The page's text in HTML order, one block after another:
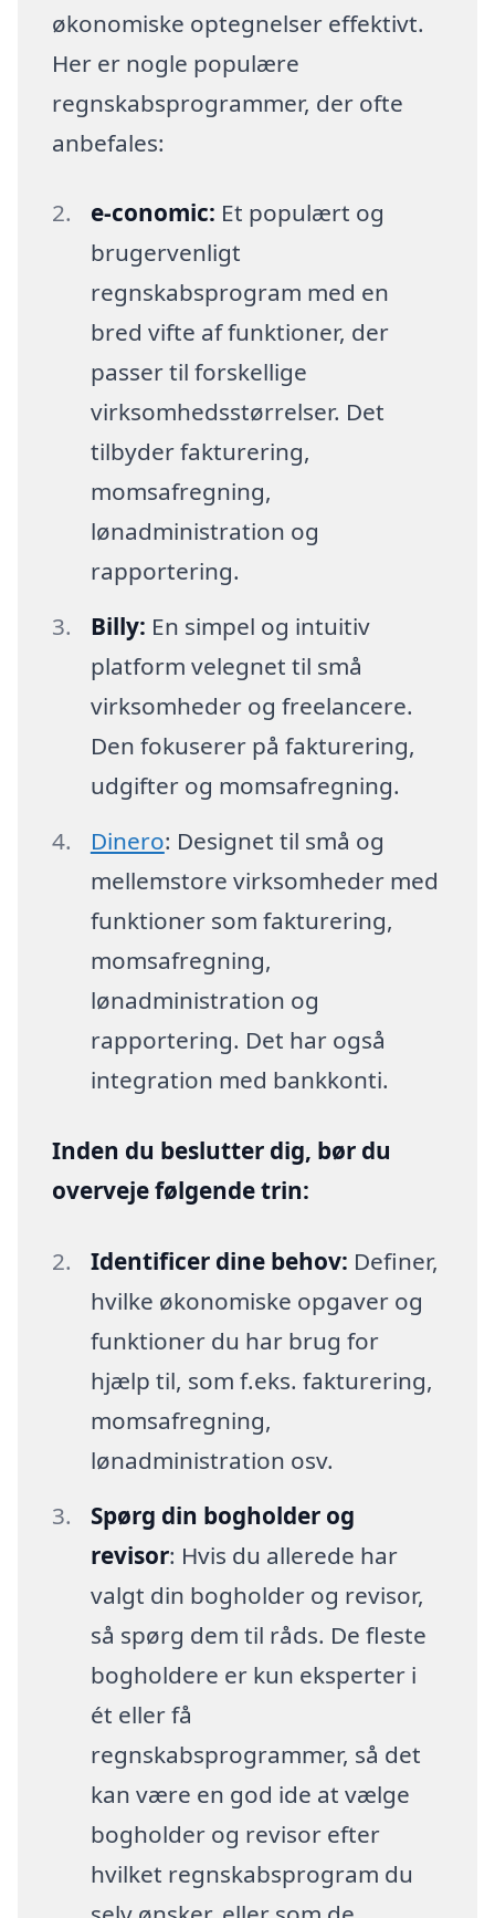
økonomiske optegnelser effektivt.
Her er nogle populære
regnskabsprogrammer, der ofte
anbefales:
e-conomic: Et populært og
brugervenligt
regnskabsprogram med en
bred vifte af funktioner, der
passer til forskellige
virksomhedsstørrelser. Det
tilbyder fakturering,
momsafregning,
lønadministration og
rapportering.
Billy: En simpel og intuitiv
platform velegnet til små
virksomheder og freelancere.
Den fokuserer på fakturering,
udgifter og momsafregning.
Dinero: Designet til små og
mellemstore virksomheder med
funktioner som fakturering,
momsafregning,
lønadministration og
rapportering. Det har også
integration med bankkonti.
Inden du beslutter dig, bør du
overveje følgende trin:
Identificer dine behov: Definer,
hvilke økonomiske opgaver og
funktioner du har brug for
hjælp til, som f.eks. fakturering,
momsafregning,
lønadministration osv.
Spørg din bogholder og
revisor: Hvis du allerede har
valgt din bogholder og revisor,
så spørg dem til råds. De fleste
bogholdere er kun eksperter i
ét eller få
regnskabsprogrammer, så det
kan være en god ide at vælge
bogholder og revisor efter
hvilket regnskabsprogram du